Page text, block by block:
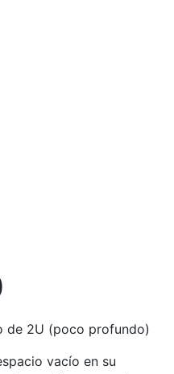
de 2U (poco profundo)
vacío en su